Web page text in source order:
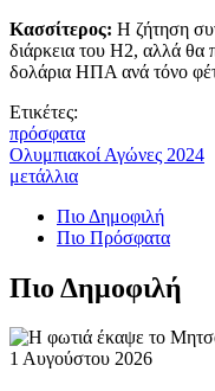
Κασσίτερος: Η ζήτηση
διάρκεια του Η2, αλλά θα
δολάρια ΗΠΑ ανά τόνο
Ετικέτες:
πρόσφατα
Ολυμπιακοί Αγώνες 2024
μετάλλια
Πιο Δημοφιλή
Πιο Πρόσφατα
Πιο Δημοφιλή
1 Αυγούστου 2026